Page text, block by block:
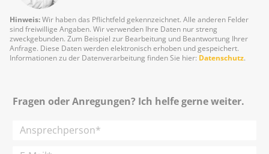
Hinweis:Wir haben das Pflichtfeld gekennzeichnet. Alle anderen Felder
sind freiwillige Angaben. Wir verwenden Ihre Daten nur streng
zweckgebunden. Zum Beispiel zur Bearbeitung und Beantwortung Ihrer
Anfrage. Diese Daten werden elektronisch erhoben und gespeichert.
Informationen zu der Datenverarbeitung finden Sie hier: Datenschutz.
Fragen oder Anregungen? Ich helfe gerne weiter.